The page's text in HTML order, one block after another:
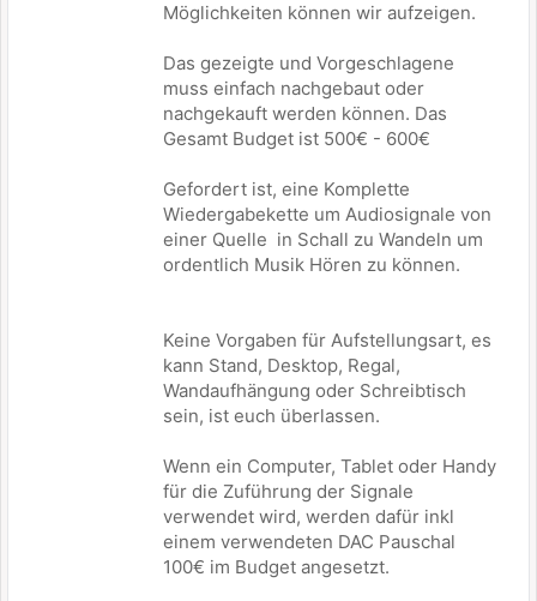
Möglichkeiten können wir aufzeigen.
Das gezeigte und Vorgeschlagene
muss einfach nachgebaut oder
nachgekauft werden können. Das
Gesamt Budget ist 500€ - 600€
Gefordert ist, eine Komplette
Wiedergabekette um Audiosignale von
einer Quelle in Schall zu Wandeln um
ordentlich Musik Hören zu können.
Keine Vorgaben für Aufstellungsart, es
kann Stand, Desktop, Regal,
Wandaufhängung oder Schreibtisch
sein, ist euch überlassen.
Wenn ein Computer, Tablet oder Handy
für die Zuführung der Signale
verwendet wird, werden dafür inkl
einem verwendeten DAC Pauschal
100€ im Budget angesetzt.